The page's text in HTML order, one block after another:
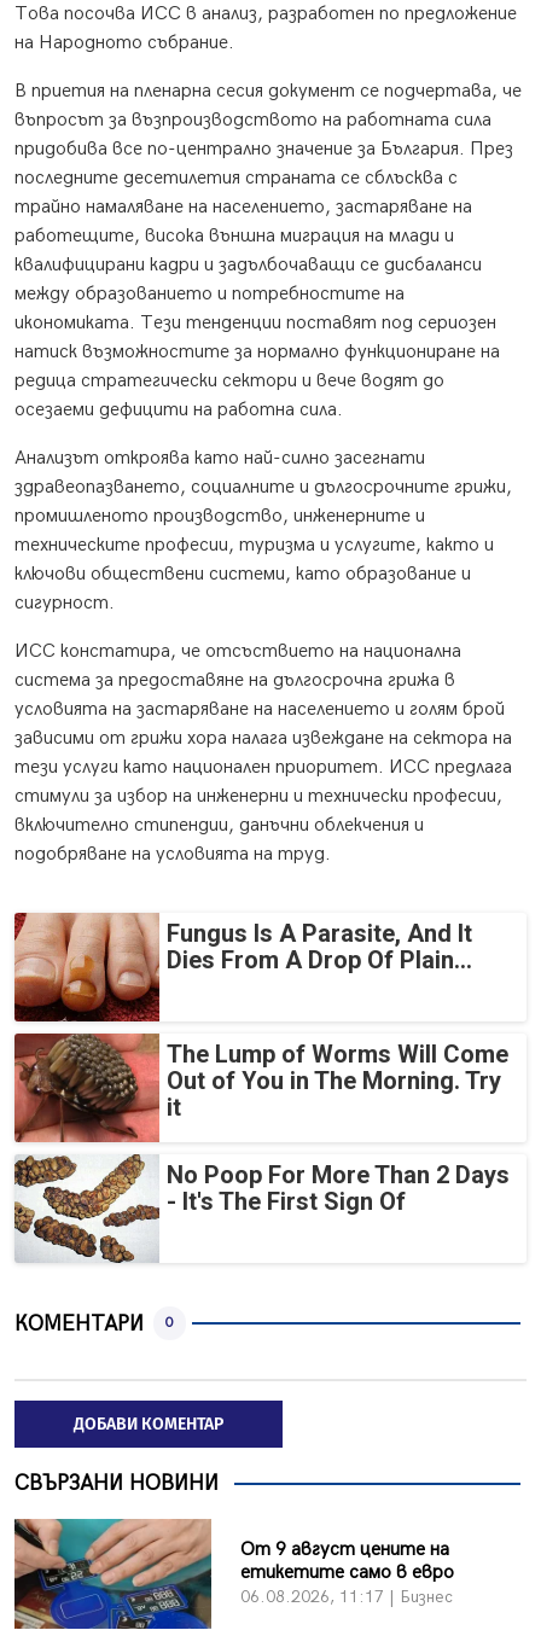
Това посочва ИСС в анализ, разработен по предложение
на Народното събрание.
В приетия на пленарна сесия документ се подчертава, че
въпросът за възпроизводството на работната сила
придобива все по-централно значение за България. През
последните десетилетия страната се сблъсква с
трайно намаляване на населението, застаряване на
работещите, висока външна миграция на млади и
квалифицирани кадри и задълбочаващи се дисбаланси
между образованието и потребностите на
икономиката. Тези тенденции поставят под сериозен
натиск възможностите за нормално функциониране на
редица стратегически сектори и вече водят до
осезаеми дефицити на работна сила.
Анализът откроява като най-силно засегнати
здравеопазването, социалните и дългосрочните грижи,
промишленото производство, инженерните и
техническите професии, туризма и услугите, както и
ключови обществени системи, като образование и
сигурност.
ИСС констатира, че отсъствието на национална
система за предоставяне на дългосрочна грижа в
условията на застаряване на населението и голям брой
зависими от грижи хора налага извеждане на сектора на
тези услуги като национален приоритет. ИСС предлага
стимули за избор на инженерни и технически професии,
включително стипендии, данъчни облекчения и
подобряване на условията на труд.
Fungus Is A Parasite, And It
Dies From A Drop Of Plain...
The Lump of Worms Will Come
Out of You in The Morning. Try
it
No Poop For More Than 2 Days
- It's The First Sign Of
КОМЕНТАРИ 0
ДОБАВИ КОМЕНТАР
СВЪРЗАНИ НОВИНИ
От 9 август цените на
етикетите само в евро
06.08.2026, 11:17 | Бизнес